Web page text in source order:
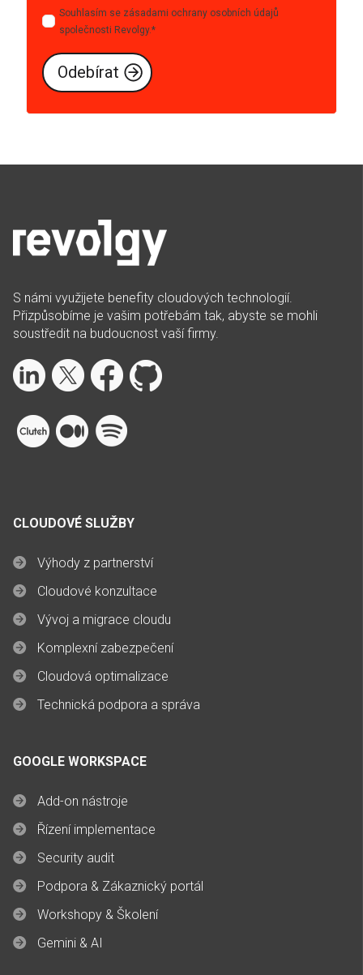
Souhlasím se zásadami ochrany osobních údajů
společnosti Revolgy.*
S námi využijete benefity cloudových technologií.
Přizpůsobíme je vašim potřebám tak, abyste se mohli
soustředit na budoucnost vaší firmy.
CLOUDOVÉ SLUŽBY
Výhody z partnerství
Cloudové konzultace
Vývoj a migrace cloudu
Komplexní zabezpečení
Cloudová optimalizace
Technická podpora a správa
GOOGLE WORKSPACE
Add-on nástroje
Řízení implementace
Security audit
Podpora & Zákaznický portál
Workshopy & Školení
Gemini & AI